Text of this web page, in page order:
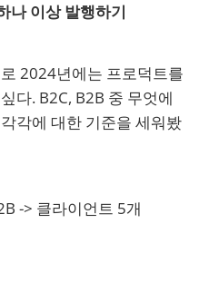
나 이상 발행하기
2024년에는 프로덕트를
다. B2C, B2B 중 무엇에
각에 대한 기준을 세워봤
-> 클라이언트 5개